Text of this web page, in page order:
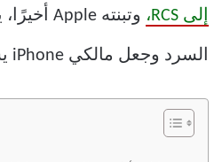
إلى RCS،
السرد وجعل مالكي iPhone يشعرون بالحسد.